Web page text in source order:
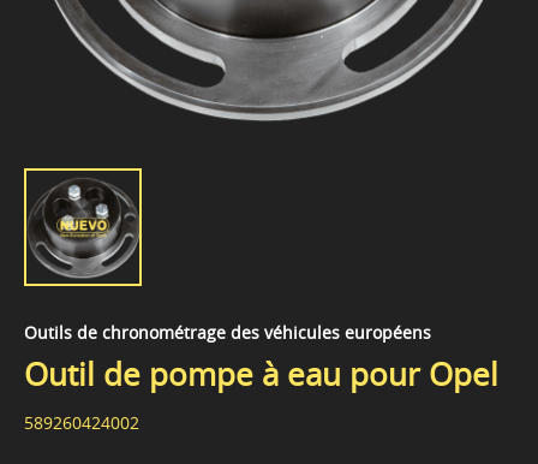
Outils de chronométrage des véhicules européens
Outil de pompe à eau pour Opel
589260424002